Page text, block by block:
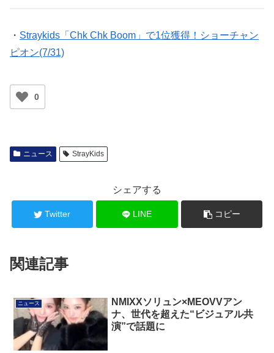
・ Straykids「Chk Chk Boom」で1位獲得！ショーチャン
ピオン(7/31)
0
ニュース StrayKids
シェアする
Twitter LINE コピー
関連記事
ニュース
NMIXXソリュン×MEOVVアン
ナ、世代を超えた“ビジュアル共
演”で話題に